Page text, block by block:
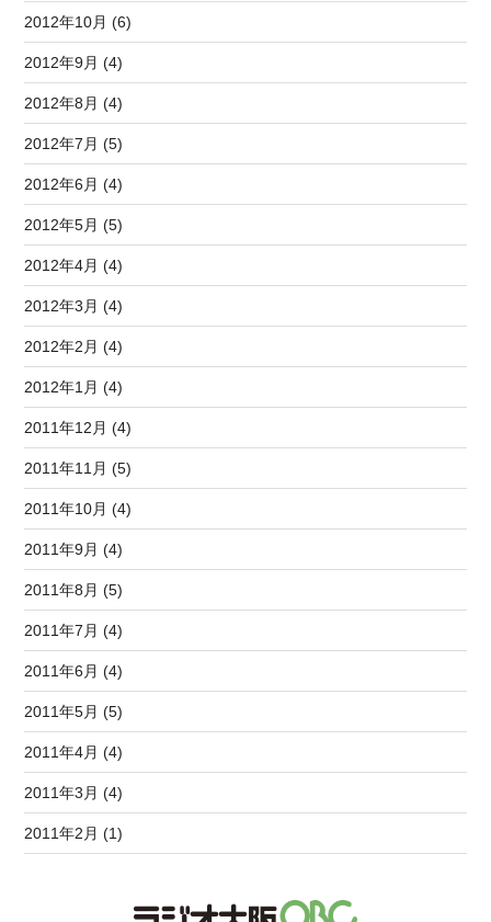
2012年10月 (6)
2012年9月 (4)
2012年8月 (4)
2012年7月 (5)
2012年6月 (4)
2012年5月 (5)
2012年4月 (4)
2012年3月 (4)
2012年2月 (4)
2012年1月 (4)
2011年12月 (4)
2011年11月 (5)
2011年10月 (4)
2011年9月 (4)
2011年8月 (5)
2011年7月 (4)
2011年6月 (4)
2011年5月 (5)
2011年4月 (4)
2011年3月 (4)
2011年2月 (1)